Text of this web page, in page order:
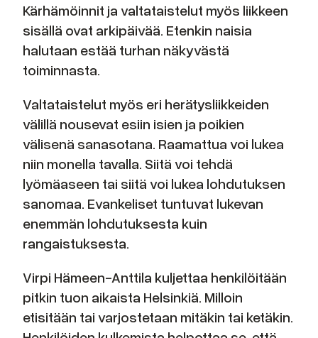
Kärhämöinnit ja valtataistelut myös liikkeen
sisällä ovat arkipäivää. Etenkin naisia
halutaan estää turhan näkyvästä
toiminnasta.
Valtataistelut myös eri herätysliikkeiden
välillä nousevat esiin isien ja poikien
välisenä sanasotana. Raamattua voi lukea
niin monella tavalla. Siitä voi tehdä
lyömäaseen tai siitä voi lukea lohdutuksen
sanomaa. Evankeliset tuntuvat lukevan
enemmän lohdutuksesta kuin
rangaistuksesta.
Virpi Hämeen-Anttila kuljettaa henkilöitään
pitkin tuon aikaista Helsinkiä. Milloin
etisitään tai varjostetaan mitäkin tai ketäkin.